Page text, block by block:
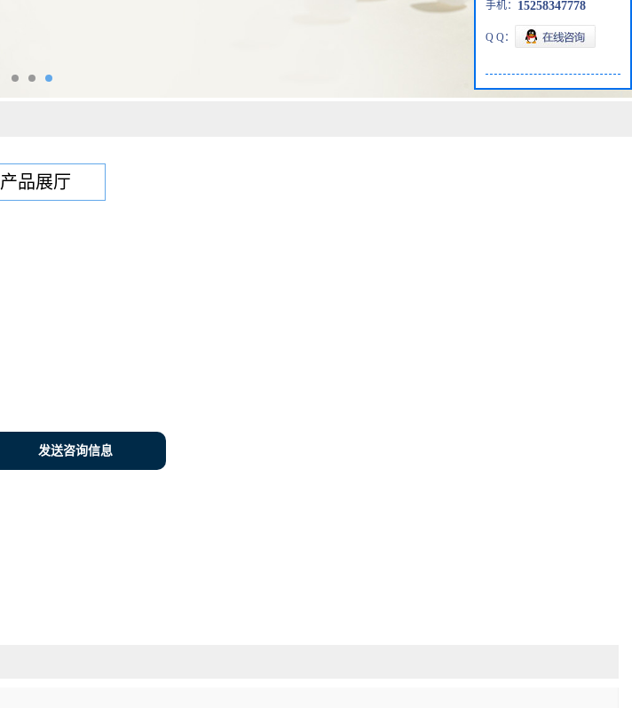
产品展厅
发送咨询信息
手机： 15258347778
Q Q：